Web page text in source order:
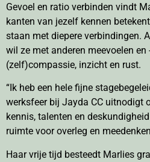
Gevoel en ratio verbinden vindt
kanten van jezelf kennen
staan met diepere verbindingen.
wil ze met anderen meevoelen
(zelf)compassie, inzicht en rust.
“Ik heb een hele fijne
werksfeer bij Jayda CC uitnodigt
kennis, talenten en
ruimte voor overleg en
Haar vrije tijd besteedt Marlies